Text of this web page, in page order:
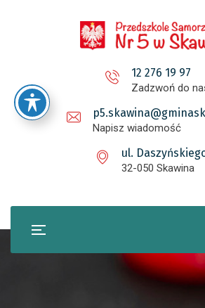
12 276 19 97
Zadzwoń do
Napisz wiadomość
ul.
32-050 Skawina